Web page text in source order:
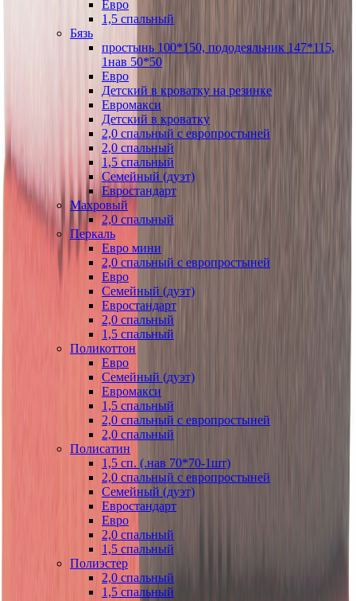
Евро
1,5 спальный
Бязь
простынь 100*150, пододеяльник 147*115,
1нав 50*50
Евро
Детский в кроватку на резинке
Евромакси
Детский в кроватку
2,0 спальный с европростыней
2,0 спальный
1,5 спальный
Семейный (дуэт)
Евростандарт
Махровый
2,0 спальный
Перкаль
Евро мини
2,0 спальный с европростыней
Евро
Семейный (дуэт)
Евростандарт
2,0 спальный
1,5 спальный
Поликоттон
Евро
Семейный (дуэт)
Евромакси
1,5 спальный
2,0 спальный с европростыней
2,0 спальный
Полисатин
1,5 сп. (.нав 70*70-1шт)
2,0 спальный с европростыней
Семейный (дуэт)
Евростандарт
Евро
2,0 спальный
1,5 спальный
Полиэстер
2,0 спальный
1,5 спальный